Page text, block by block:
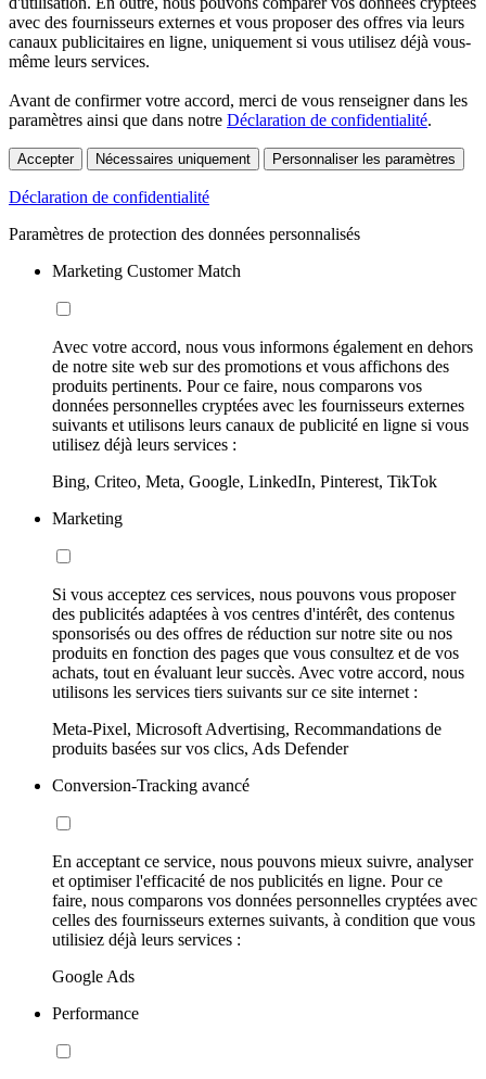
avec des fournisseurs externes et vous proposer des offres via leurs
canaux publicitaires en ligne, uniquement si vous utilisez déjà vous-
même leurs services.
Avant de confirmer votre accord, merci de vous renseigner dans les
paramètres ainsi que dans notre Déclaration de confidentialité.
Accepter Nécessaires uniquement Personnaliser les paramètres
Déclaration de confidentialité
Paramètres de protection des données personnalisés
Marketing Customer Match
Avec votre accord, nous vous informons également en dehors
de notre site web sur des promotions et vous affichons des
produits pertinents. Pour ce faire, nous comparons vos
données personnelles cryptées avec les fournisseurs externes
suivants et utilisons leurs canaux de publicité en ligne si vous
utilisez déjà leurs services :
Bing, Criteo, Meta, Google, LinkedIn, Pinterest, TikTok
Marketing
Si vous acceptez ces services, nous pouvons vous proposer
des publicités adaptées à vos centres d'intérêt, des contenus
sponsorisés ou des offres de réduction sur notre site ou nos
produits en fonction des pages que vous consultez et de vos
achats, tout en évaluant leur succès. Avec votre accord, nous
utilisons les services tiers suivants sur ce site internet :
Meta-Pixel, Microsoft Advertising, Recommandations de
produits basées sur vos clics, Ads Defender
Conversion-Tracking avancé
En acceptant ce service, nous pouvons mieux suivre, analyser
et optimiser l'efficacité de nos publicités en ligne. Pour ce
faire, nous comparons vos données personnelles cryptées avec
celles des fournisseurs externes suivants, à condition que vous
utilisiez déjà leurs services :
Google Ads
Performance